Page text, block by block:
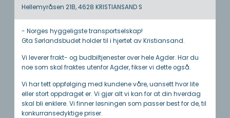
Hellemyråsen 21B, 4628 KRISTIANSAND S
- Norges hyggeligste transportselskap!
Gta Sørlandsbudet holder til i hjertet av Kristiansand.
Vi leverer frakt- og budbiltjenester over hele Agder. Har du
noe som skal fraktes utenfor Agder, fikser vi dette også.
Vi har tett oppfølging med kundene våre, uansett hvor lite
eller stort oppdraget er. Vi gjør alt vi kan for at din hverdag
skal bli enklere. Vi finner løsningen som passer best for de, til
konkurransedyktige priser.